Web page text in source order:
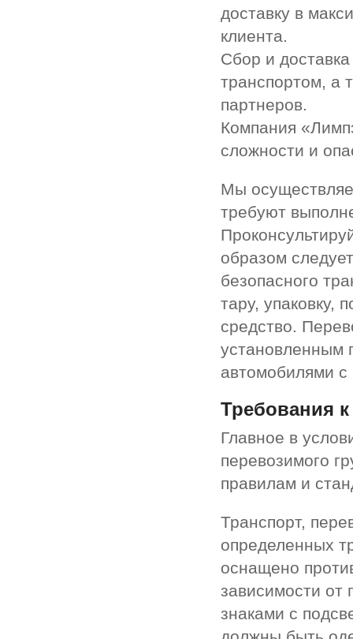
доставку в
клиента.
Сбор и
транспортом, а
партнеров.
Компания
сложности и
Мы
требуют
образом
безопасного
тару, упаковку,
средство.
установленным
автомобилями
Требования
Главное в
перевозимого
правилам и
Транспорт,
определенных
оснащено
зависимости от
знаками с